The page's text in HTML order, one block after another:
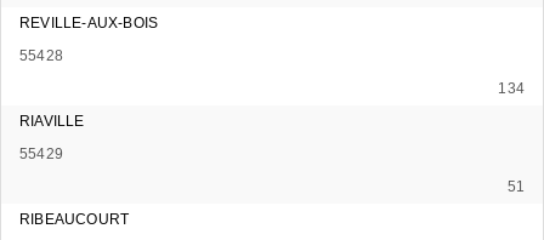
REVILLE-AUX-BOIS
55428
134
RIAVILLE
55429
51
RIBEAUCOURT